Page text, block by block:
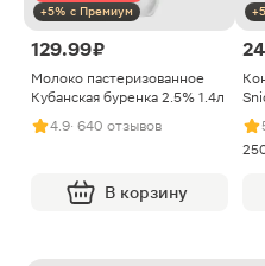
+5% с Премиум
129.99 ₽
Молоко пастеризованное
Кубанская буренка 2.5% 1.4л
4.9· 640 отзывов
В корзину